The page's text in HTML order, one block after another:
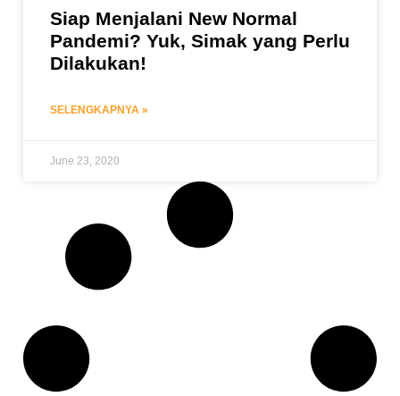
Siap Menjalani New Normal
Pandemi? Yuk, Simak yang Perlu
Dilakukan!
SELENGKAPNYA »
June 23, 2020